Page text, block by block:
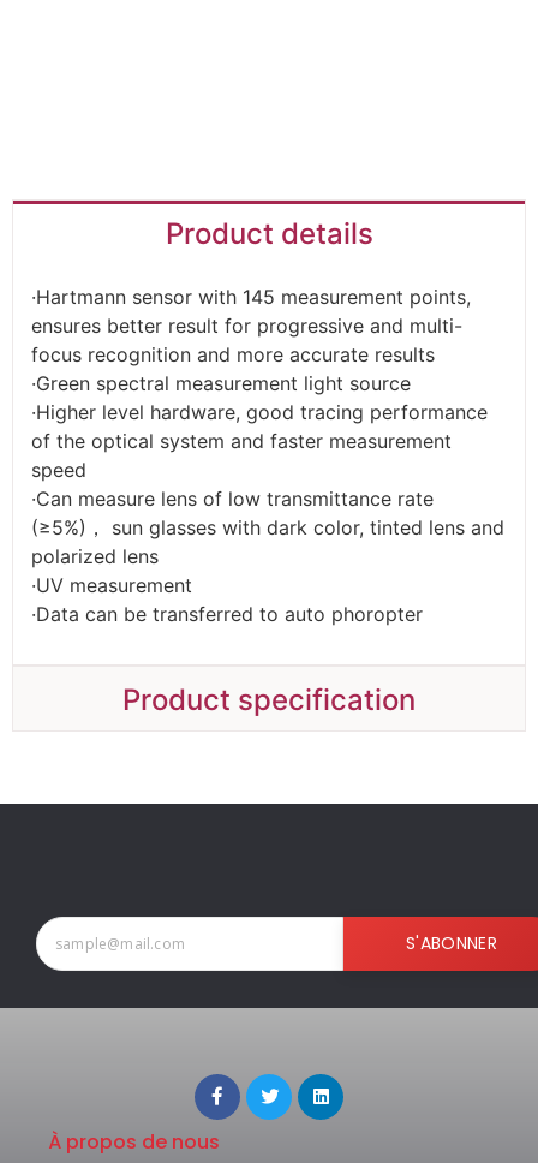
Product details
·Hartmann sensor with 145 measurement points,
ensures better result for progressive and multi-
focus recognition and more accurate results
·Green spectral measurement light source
·Higher level hardware, good tracing performance
of the optical system and faster measurement
speed
·Can measure lens of low transmittance rate
(≥5%)， sun glasses with dark color, tinted lens and
polarized lens
·UV measurement
·Data can be transferred to auto phoropter
Product specification
S'ABONNER
À propos de nous